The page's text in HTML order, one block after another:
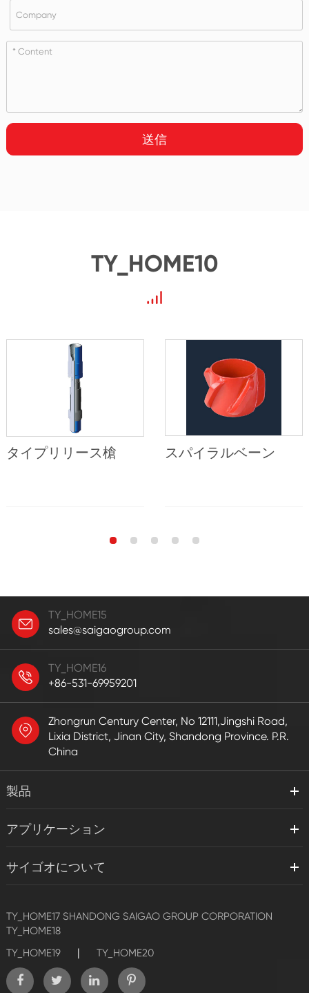
送信
TY_HOME10
タイプリリース槍 スパイラルベーン
TY_HOME15
sales@saigaogroup.com
TY_HOME16
+86-531-69959201
Zhongrun Century Center, No 12111,Jingshi Road,
Lixia District, Jinan City, Shandong Province. P.R.
China
製品
アプリケーション
サイゴオについて
TY_HOME17 SHANDONG SAIGAO GROUP CORPORATION
TY_HOME18
TY_HOME19
| TY_HOME20